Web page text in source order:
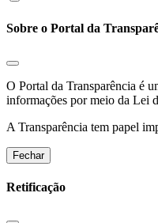
Sobre o Portal da
O Portal da Transparência é
informações por meio da Lei
A Transparência tem papel
Fechar
Retificação